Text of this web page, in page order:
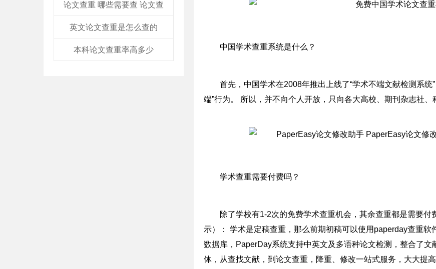
论文查重 哪些需要查 论文查
英文论文查重是怎么查的
本科论文查重率高多少 中国学术查重系统是什么？
首先，中国学术在2008年推出上线了“学术不端文献检测系统
端”行为。 所以，并不向个人开放，只向各大高校、期刊杂志社、
学术查重需要付费吗？
除了学校有1-2次的免费学术查重机会，其余查重都是需要
示）： 学术是定稿查重，那么前期初稿可以使用paperday查重
数据库，PaperDay系统支持中英文及多语种论文检测，整合了
体，从查找文献，到论文查重，降重、修改一站式服务，大大提